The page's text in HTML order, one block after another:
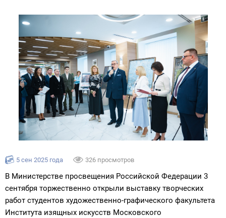
5 сен 2025 года 326 просмотров
В Министерстве просвещения Российской Федерации 3
сентября торжественно открыли выставку творческих
работ студентов художественно-графического факультета
Института изящных искусств Московского